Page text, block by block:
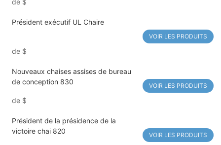
de $
Président exécutif UL Chaire
de $
VOIR LES PRODUITS
Nouveaux chaises assises de bureau
de conception 830
de $
VOIR LES PRODUITS
Président de la présidence de la
victoire chai 820
VOIR LES PRODUITS